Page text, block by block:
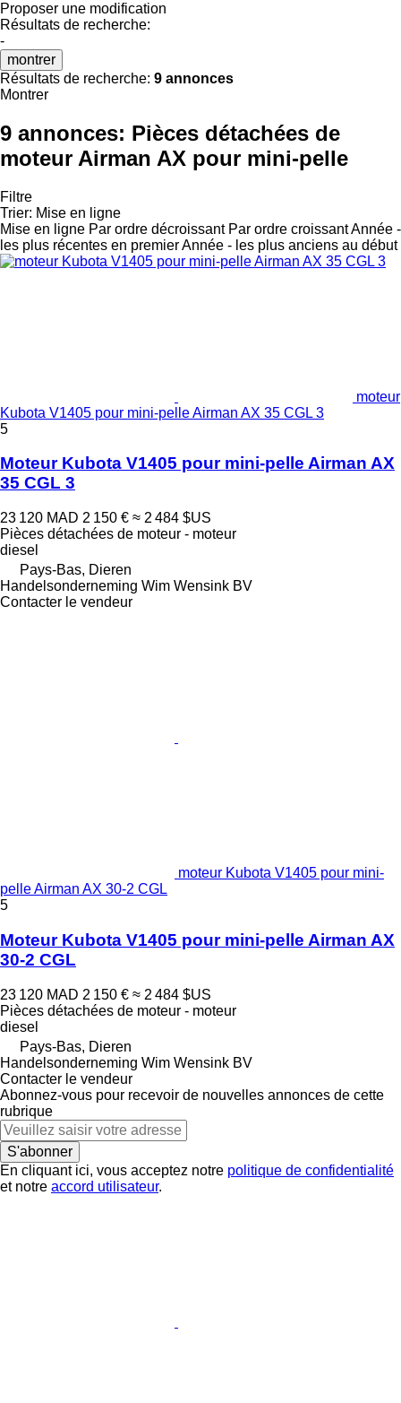
Proposer une modification
Résultats de recherche:
-
montrer
Résultats de recherche: 9 annonces
Montrer
9 annonces: Pièces détachées de
moteur Airman AX pour mini-pelle
Filtre
Trier: Mise en ligne
Mise en ligne Par ordre décroissant Par ordre croissantAnnée -
les plus récentes en premierAnnée - les plus anciens au début
moteur
Kubota V1405 pour mini-pelle Airman AX 35 CGL 3
5
Moteur Kubota V1405 pour mini-pelle Airman AX
35 CGL 3
23 120 MAD 2 150 € ≈ 2 484 $US
Pièces détachées de moteur - moteur
diesel
Pays-Bas, Dieren
Handelsonderneming Wim Wensink BV
Contacter le vendeur
moteur Kubota V1405 pour mini-
pelle Airman AX 30-2 CGL
5
Moteur Kubota V1405 pour mini-pelle Airman AX
30-2 CGL
23 120 MAD 2 150 € ≈ 2 484 $US
Pièces détachées de moteur - moteur
diesel
Pays-Bas, Dieren
Handelsonderneming Wim Wensink BV
Contacter le vendeur
Abonnez-vous pour recevoir de nouvelles annonces de cette
rubrique
S'abonner
En cliquant ici, vous acceptez notre politique de confidentialité
et notre accord utilisateur.